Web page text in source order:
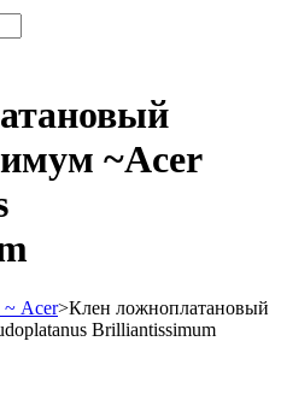
~Acer
Acer>Клен ложноплатановый
Brilliantissimum